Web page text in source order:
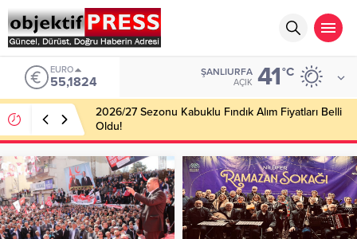
EURO
55,1824
ŞANLIURFA
AÇIK 41°C
2026/27 Sezonu Kabuklu Fındık Alım Fiyatları Belli
Oldu!